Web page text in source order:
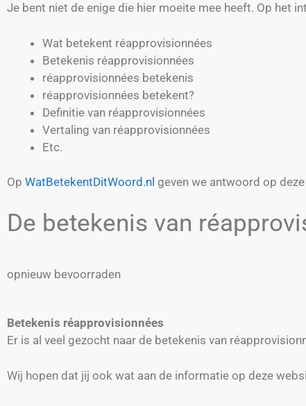
Je bent niet de enige die hier moeite mee heeft. Op het
Wat betekent réapprovisionnées
Betekenis réapprovisionnées
réapprovisionnées betekenis
réapprovisionnées betekent?
Definitie van réapprovisionnées
Vertaling van réapprovisionnées
Etc.
Op WatBetekentDitWoord.nl geven we antwoord op
De betekenis van
opnieuw bevoorraden
Betekenis réapprovisionnées
Er is al veel gezocht naar de betekenis van
Wij hopen dat jij ook wat aan de informatie op deze